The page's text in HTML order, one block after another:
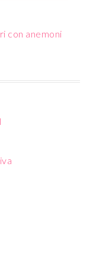
con anemoni